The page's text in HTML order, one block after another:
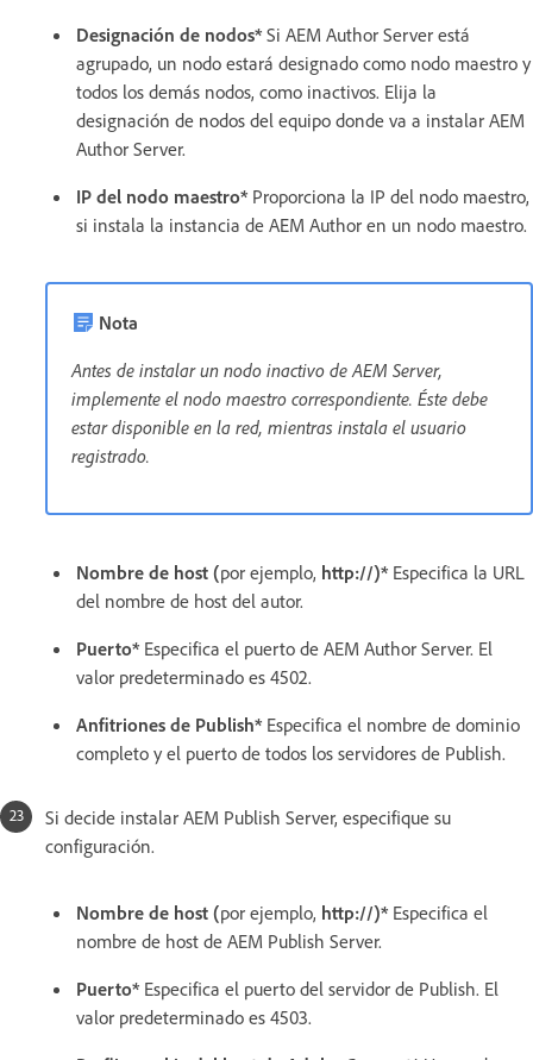
Designación de nodos* Si AEM Author Server está
agrupado, un nodo estará designado como nodo maestro y
todos los demás nodos, como inactivos. Elija la
designación de nodos del equipo donde va a instalar AEM
Author Server.
IP del nodo maestro* Proporciona la IP del nodo maestro,
si instala la instancia de AEM Author en un nodo maestro.
Nota
Antes de instalar un nodo inactivo de AEM Server,
implemente el nodo maestro correspondiente. Éste debe
estar disponible en la red, mientras instala el usuario
registrado.
Nombre de host (por ejemplo, http://)* Especifica la URL
del nombre de host del autor.
Puerto* Especifica el puerto de AEM Author Server. El
valor predeterminado es 4502.
Anfitriones de Publish* Especifica el nombre de dominio
completo y el puerto de todos los servidores de Publish.
Si decide instalar AEM Publish Server, especifique su
configuración.
Nombre de host (por ejemplo, http://)* Especifica el
nombre de host de AEM Publish Server.
Puerto* Especifica el puerto del servidor de Publish. El
valor predeterminado es 4503.